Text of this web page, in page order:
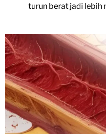
turun berat jadi lebih